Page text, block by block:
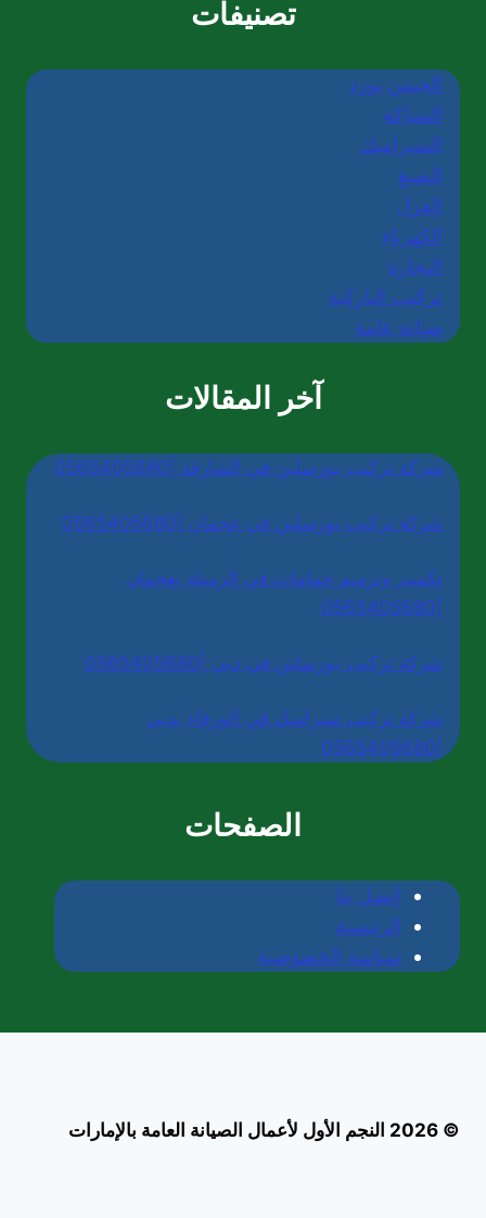
تصنيفات
الجبس بورد
السباكة
السيراميك
الصبغ
العزل
الكهرباء
النجارة
تركيب الباركية
صيانة عامة
آخر المقالات
شركة تركيب بورسلين في الشارقة |0565405680
شركة تركيب بورسلين في عجمان |0565405680
تكسير وترميم حمامات في الرميلة بعجمان
شركة تركيب بورسلين في دبي |0565405680
شركة تركيب سيراميك في الورقاء بدبي
الصفحات
إتصل بنا
الرئيسية
سياسة الخصوصية
© 2026 النجم الأول لأعمال الصيانة العامة بالإمارات